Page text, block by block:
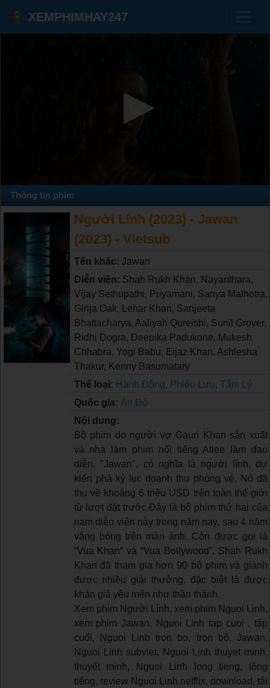
XEMPHIMHAY247
Thông tin phim
Người Lính (2023) - Jawan
(2023) - Vietsub
Tên khác: Jawan
Diễn viên: Shah Rukh Khan, Nayanthara,
Vijay Sethupathi, Priyamani, Sanya Malhotra,
Girija Oak, Lehar Khan, Sanjeeta
Bhattacharya, Aaliyah Qureishi, Sunil Grover,
Ridhi Dogra, Deepika Padukone, Mukesh
Chhabra, Yogi Babu, Eijaz Khan, Ashlesha
Thakur, Kenny Basumatary
Thể loại: Hành Động, Phiêu Lưu, Tâm Lý
Quốc gia: Ấn Độ
Nội dung:
Bộ phim do người vợ Gauri Khan sản xuất
và nhà làm phim nổi tiếng Atlee làm đạo
diễn, "Jawan", có nghĩa là người lính, dự
kiến phá kỷ lục doanh thu phòng vé. Nó đã
thu về khoảng 6 triệu USD trên toàn thế giới
từ lượt đặt trước.Đây là bộ phim thứ hai của
nam diễn viên này trong năm nay, sau 4 năm
vắng bóng trên màn ảnh. Còn được gọi là
“Vua Khan” và “Vua Bollywood”, Shah Rukh
Khan đã tham gia hơn 90 bộ phim và giành
được nhiều giải thưởng, đặc biệt là được
khán giả yêu mến như thần thánh.
Xem phim Người Lính, xem phim Nguoi Linh,
xem phim Jawan, Nguoi Linh tap cuoi , tập
cuối, Nguoi Linh tron bo, trọn bộ, Jawan,
Nguoi Linh subviet, Nguoi Linh thuyet minh,
thuyết minh, Nguoi Linh long tieng, lồng
tiếng, review Nguoi Linh netflix, download, tải